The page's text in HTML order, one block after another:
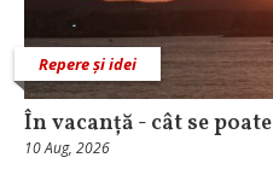
Repere și idei
În vacanță - cât se poate
10 Aug, 2026